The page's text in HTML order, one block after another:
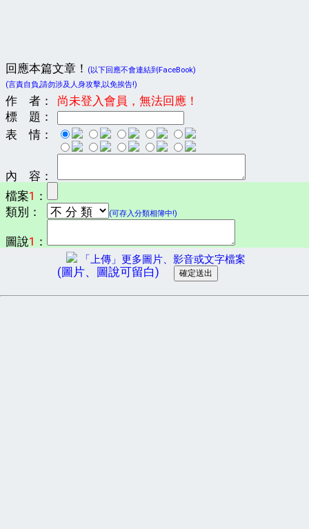
回應本篇文章！
(以下回應不會連結到FaceBook)
(言責自負,請勿涉及人身攻擊,以免挨告!)
作 者：
尚未登入會員，無法回應！
標 題：
表 情：
內 容：
檔案1 ：
類別：
(可存入分類相簿中!)
圖說1 ：
「上傳」更多圖片、影音或文字檔案
(圖片、圖說可留白)